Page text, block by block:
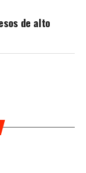
de alto